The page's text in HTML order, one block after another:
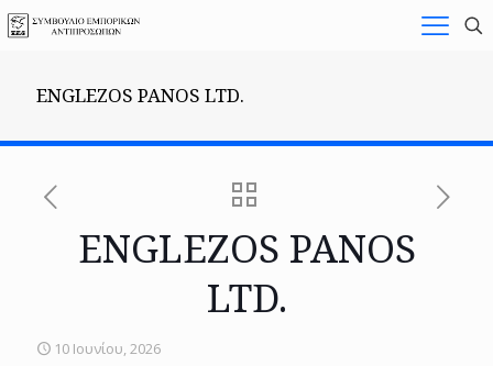
ENGLEZOS PANOS LTD.
ENGLEZOS PANOS
LTD.
10 Ιουνίου, 2026